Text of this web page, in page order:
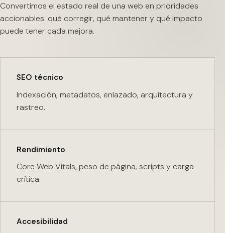
Convertimos el estado real de una web en prioridades
accionables: qué corregir, qué mantener y qué impacto
puede tener cada mejora.
SEO técnico
Indexación, metadatos, enlazado, arquitectura y
rastreo.
Rendimiento
Core Web Vitals, peso de página, scripts y carga
crítica.
Accesibilidad